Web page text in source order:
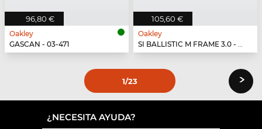
96,80 €
Oakley
GASCAN - 03-471
105,60 €
Oakley
SI BALLISTIC M FRAME 3.0 - 914652
1/23 ›
¿NECESITA AYUDA?